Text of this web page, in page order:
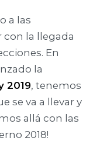
a las
con la llegada
En
la
2019, tenemos
se va a llevar y
allá con las
2018!